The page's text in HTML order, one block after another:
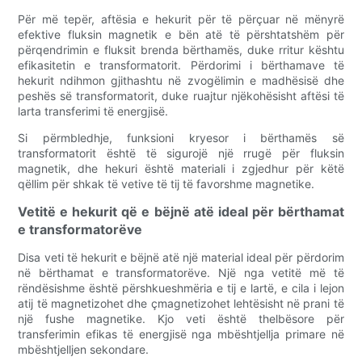
Për më tepër, aftësia e hekurit për të përçuar në mënyrë
efektive fluksin magnetik e bën atë të përshtatshëm për
përqendrimin e fluksit brenda bërthamës, duke rritur kështu
efikasitetin e transformatorit. Përdorimi i bërthamave të
hekurit ndihmon gjithashtu në zvogëlimin e madhësisë dhe
peshës së transformatorit, duke ruajtur njëkohësisht aftësi të
larta transferimi të energjisë.
Si përmbledhje, funksioni kryesor i bërthamës së
transformatorit është të sigurojë një rrugë për fluksin
magnetik, dhe hekuri është materiali i zgjedhur për këtë
qëllim për shkak të vetive të tij të favorshme magnetike.
Vetitë e hekurit që e bëjnë atë ideal për bërthamat
e transformatorëve
Disa veti të hekurit e bëjnë atë një material ideal për përdorim
në bërthamat e transformatorëve. Një nga vetitë më të
rëndësishme është përshkueshmëria e tij e lartë, e cila i lejon
atij të magnetizohet dhe çmagnetizohet lehtësisht në prani të
një fushe magnetike. Kjo veti është thelbësore për
transferimin efikas të energjisë nga mbështjellja primare në
mbështjelljen sekondare.